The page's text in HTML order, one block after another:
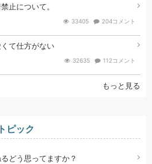
止について。
33405 204コメント
て仕方がない
32635 112コメント
もっと見る
ピック
どう思ってますか？